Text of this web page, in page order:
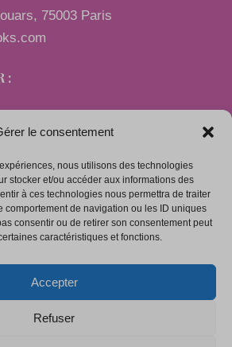
le consentement
nous utilisons des technologies
stocker et/ou accéder aux informations des
à ces technologies nous permettra de traiter
comportement de navigation ou les ID uniques
consentir ou de retirer son consentement peut
caractéristiques et fonctions.
Accepter
Refuser
75003 Paris
:
(UE)